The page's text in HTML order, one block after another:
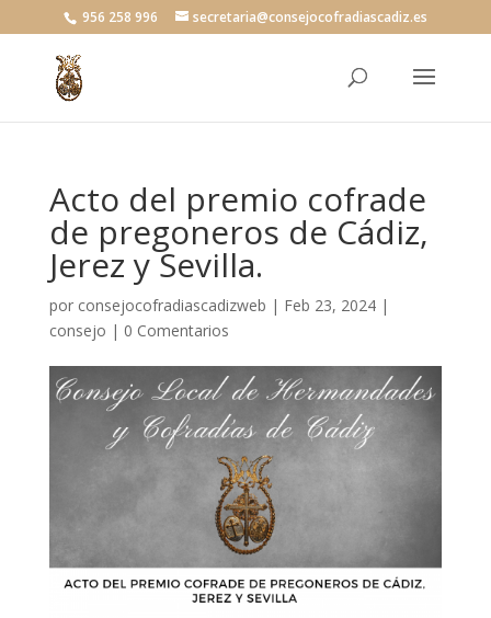
956 258 996 secretaria@consejocofradiascadiz.es
Acto del premio cofrade
de pregoneros de Cádiz,
Jerez y Sevilla.
por consejocofradiascadizweb | Feb 23, 2024|
consejo | 0 Comentarios